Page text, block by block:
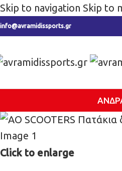
Skip to navigation Skip to
info@avramidissports.gr
Click to enlarge